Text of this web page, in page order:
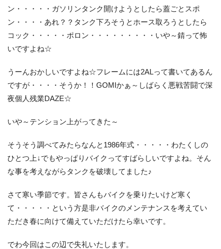
ン・・・・・ガソリンタンク開けようとしたら蓋ごとスポ
ン・・・・あれ？？タンク下ろそうとホース取ろうとしたら
コック・・・・・ポロン・・・・・・・・・いや～錆って怖
いですよね☆
うーんおかしいですよね☆フレームには2ALって書いてあるん
ですが・・・・そうか！！GOMIかぁ～しばらく悪戦苦闘で深
夜個人残業DAZE☆
いや～テンション上がってきた～
そうそう調べてみたらなんと1986年式・・・・・わたくしの
ひとつ上↓でもやっぱりバイクってすばらしいですよね。そん
な事を考えながらタンクを破壊してました♪
さて寒い季節です。皆さんもバイクを乗りたいけど寒く
て・・・・・という方是非バイクのメンテナンスを考えてい
ただき春に向けて備えていただけたら幸いです。
でわ今回はこの辺で失礼いたします。